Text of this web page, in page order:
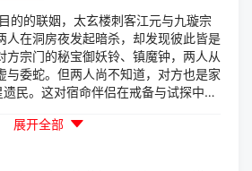
的的联姻，太玄楼刺客江元与九璇宗
人在洞房夜发起暗杀，却发现彼此皆是
方宗门的秘宝御妖铃、镇魔钟，两人从
与委蛇。但两人尚不知道，对方也是家
遗民。这对宿命伴侣在戒备与试探中结
四伏中寻找击败“虚无”的希望。
展开全部